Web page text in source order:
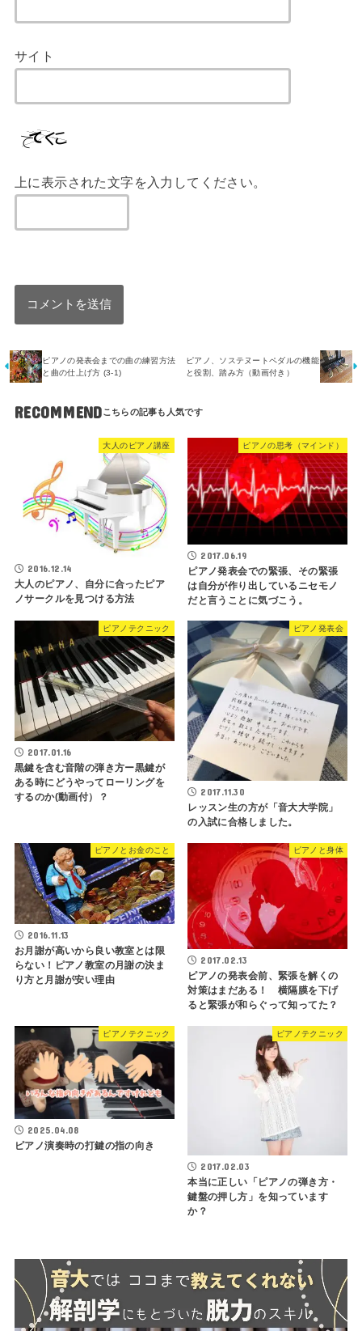
サイト
上に表示された文字を入力してください。
ピアノの発表会までの曲の練習方法
と曲の仕上げ方 (3-1)
ピアノ、ソステヌートペダルの機能
と役割、踏み方（動画付き）
RECOMMEND
大人のピアノ講座
2016.12.14
大人のピアノ、自分に合ったピア
ノサークルを見つける方法
ピアノの思考（マインド）
2017.06.19
ピアノ発表会での緊張、その緊張
は自分が作り出しているニセモノ
だと言うことに気づこう。
ピアノテクニック
2017.01.16
黒鍵を含む音階の弾き方ー黒鍵が
ある時にどうやってローリングを
するのか(動画付）？
ピアノ発表会
2017.11.30
レッスン生の方が「音大大学院」
の入試に合格しました。
ピアノとお金のこと
2016.11.13
お月謝が高いから良い教室とは限
らない！ピアノ教室の月謝の決ま
り方と月謝が安い理由
ピアノと身体
2017.02.13
ピアノの発表会前、緊張を解くの
対策はまだある！ 横隔膜を下げ
ると緊張が和らぐって知ってた？
ピアノテクニック
2025.04.08
ピアノ演奏時の打鍵の指の向き
ピアノテクニック
2017.02.03
本当に正しい「ピアノの弾き方・
鍵盤の押し方」を知っています
か？